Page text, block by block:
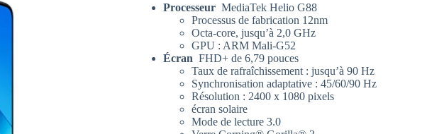
Processeur MediaTek Helio G88
Processus de fabrication 12nm
Octa-core, jusqu’à 2,0 GHz
GPU : ARM Mali-G52
Écran FHD+ de 6,79 pouces
Taux de rafraîchissement : jusqu’à 90 Hz
Synchronisation adaptative : 45/60/90 Hz
Résolution : 2400 x 1080 pixels
écran solaire
Mode de lecture 3.0